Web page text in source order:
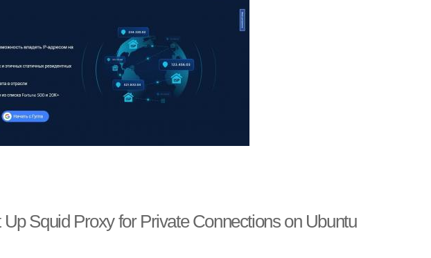
Squid Proxy for Private Connections on Ubuntu